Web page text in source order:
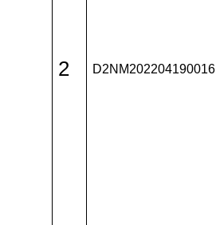
2 D2NM202204190016